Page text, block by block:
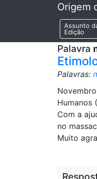
Origem
Assunto
Edição
Palavra
Palavras:
Humanos
Com a
no
Muito